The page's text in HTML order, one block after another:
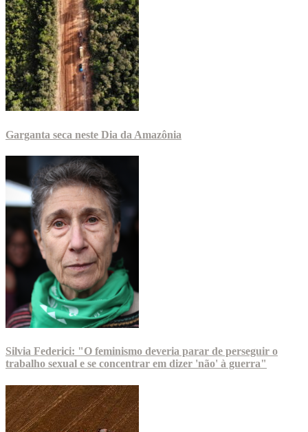
Garganta seca neste Dia da Amazônia
Silvia Federici: "O feminismo deveria parar de perseguir o
trabalho sexual e se concentrar em dizer 'não' à guerra"